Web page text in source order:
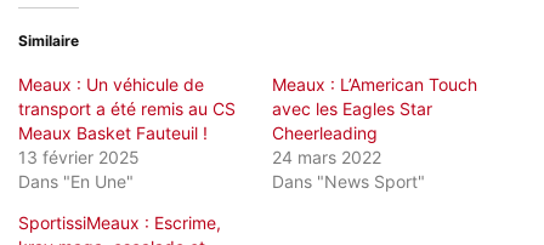
Similaire
Meaux : Un véhicule de
transport a été remis au CS
Meaux Basket Fauteuil !
13 février 2025
Dans "En Une"
Meaux : L’American Touch
avec les Eagles Star
Cheerleading
24 mars 2022
Dans "News Sport"
SportissiMeaux : Escrime,